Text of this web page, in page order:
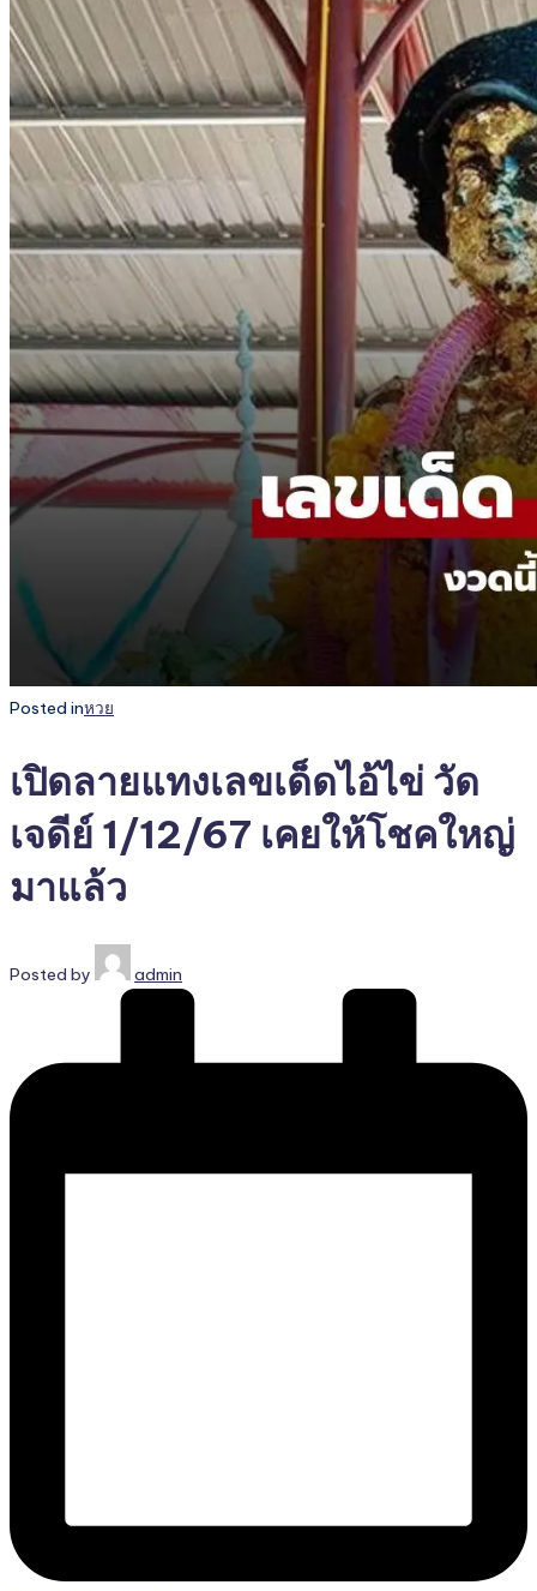
Posted inหวย
เปิดลายแทงเลขเด็ดไอ้ไข่ วัด
เจดีย์ 1/12/67 เคยให้โชคใหญ่
มาแล้ว
Posted by admin